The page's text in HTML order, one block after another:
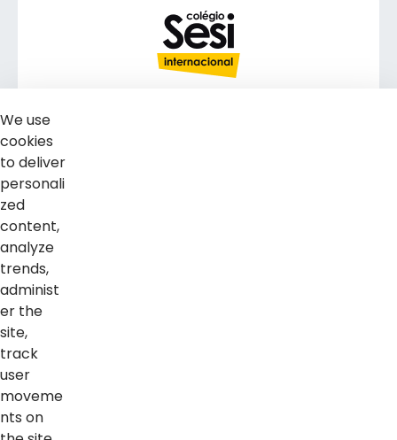
We use
cookies
to deliver
personali
zed
content,
analyze
trends,
administ
er the
site,
track
user
moveme
nts on